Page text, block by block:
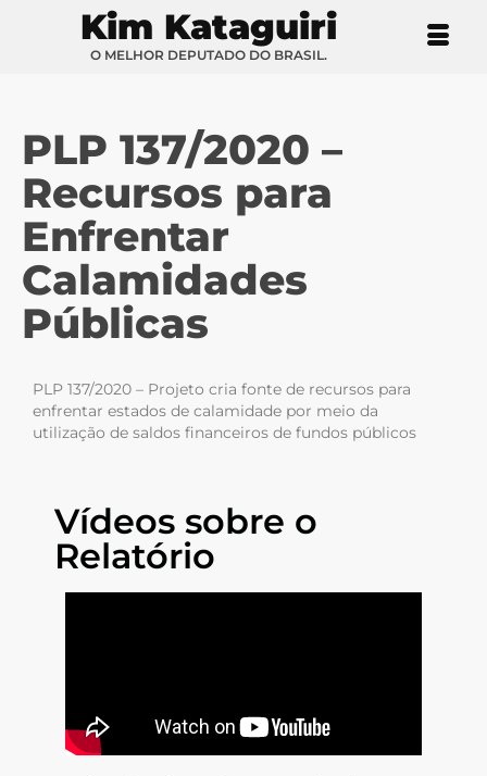
Kim Kataguiri
O MELHOR DEPUTADO DO BRASIL.
PLP 137/2020 –
Recursos para
Enfrentar
Calamidades
Públicas
PLP 137/2020 – Projeto cria fonte de recursos para
enfrentar estados de calamidade por meio da
utilização de saldos financeiros de fundos públicos
Vídeos sobre o
Relatório